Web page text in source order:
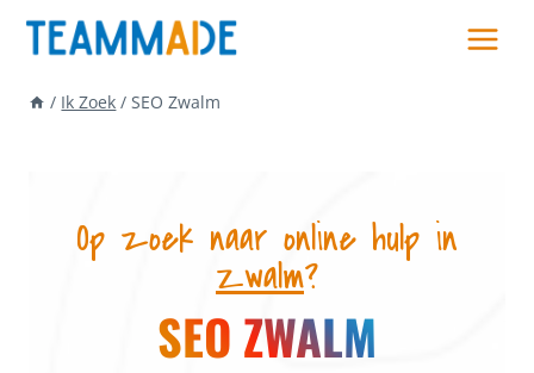
Skip
/ Ik Zoek / SEO Zwalm
Op zoek naar online hulp in
Zwalm?
SEO ZWALM